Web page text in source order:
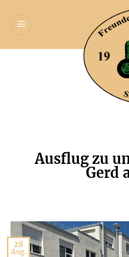
Inhalt
Ausflug zu
Gerd
28
Aug.